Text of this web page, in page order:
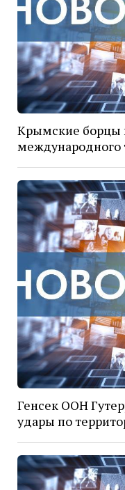
Крымские борцы
международного
Генсек ООН
удары по